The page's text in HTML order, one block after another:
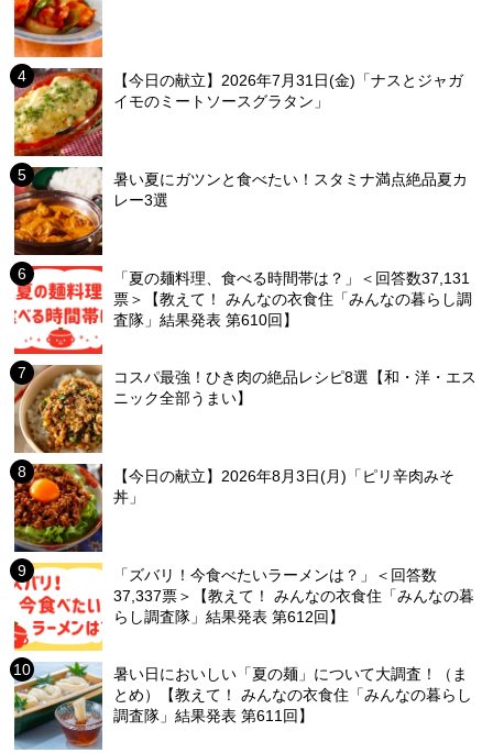
【今日の献立】2026年7月31日(金)「ナスとジャガ
イモのミートソースグラタン」
暑い夏にガツンと食べたい！スタミナ満点絶品夏カ
レー3選
「夏の麺料理、食べる時間帯は？」＜回答数37,131
票＞【教えて！ みんなの衣食住「みんなの暮らし調
査隊」結果発表 第610回】
コスパ最強！ひき肉の絶品レシピ8選【和・洋・エス
ニック全部うまい】
【今日の献立】2026年8月3日(月)「ピリ辛肉みそ
丼」
「ズバリ！今食べたいラーメンは？」＜回答数
37,337票＞【教えて！ みんなの衣食住「みんなの暮
らし調査隊」結果発表 第612回】
暑い日においしい「夏の麺」について大調査！（ま
とめ）【教えて！ みんなの衣食住「みんなの暮らし
調査隊」結果発表 第611回】